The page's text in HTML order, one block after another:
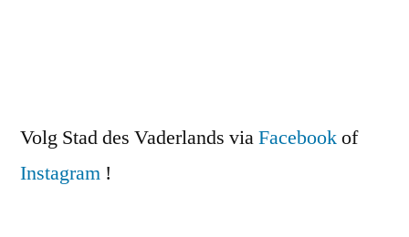
Volg Stad des Vaderlands viaFacebookof
Instagram !